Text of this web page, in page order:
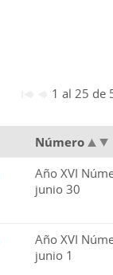
1 al 25 de
Número
Año XVI
junio 30
Año XVI
junio 1